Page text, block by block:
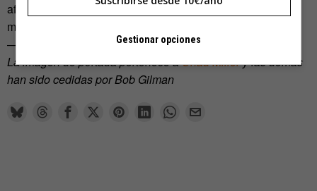
afición con otros amantes del mundo, sin bloqueos de por
medio.
———————-
La imágen de portada pertenece aChad Millery las demás
han sido cedidas por Bob Gilman
Gestionar opciones